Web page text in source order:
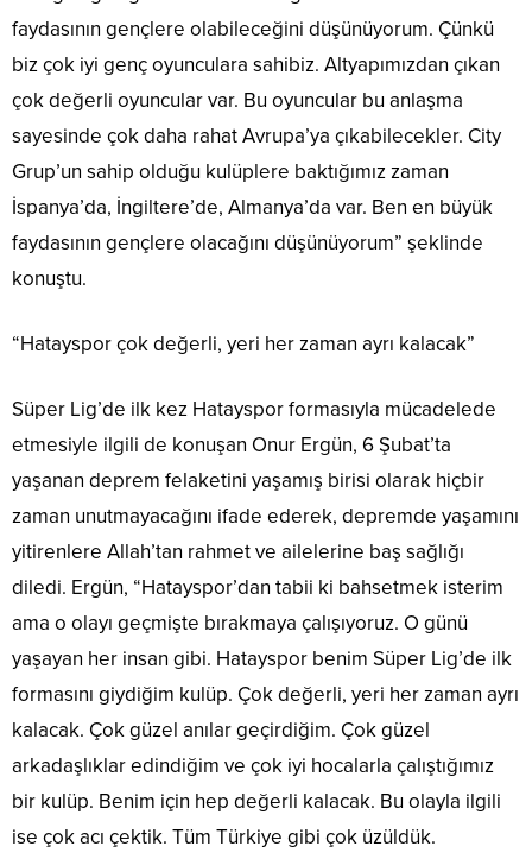
faydasının gençlere olabileceğini düşünüyorum. Çünkü
biz çok iyi genç oyunculara sahibiz. Altyapımızdan çıkan
çok değerli oyuncular var. Bu oyuncular bu anlaşma
sayesinde çok daha rahat Avrupa’ya çıkabilecekler. City
Grup’un sahip olduğu kulüplere baktığımız zaman
İspanya’da, İngiltere’de, Almanya’da var. Ben en büyük
faydasının gençlere olacağını düşünüyorum” şeklinde
konuştu.
“Hatayspor çok değerli, yeri her zaman ayrı kalacak”
Süper Lig’de ilk kez Hatayspor formasıyla mücadelede
etmesiyle ilgili de konuşan Onur Ergün, 6 Şubat’ta
yaşanan deprem felaketini yaşamış birisi olarak hiçbir
zaman unutmayacağını ifade ederek, depremde yaşamını
yitirenlere Allah’tan rahmet ve ailelerine baş sağlığı
diledi. Ergün, “Hatayspor’dan tabii ki bahsetmek isterim
ama o olayı geçmişte bırakmaya çalışıyoruz. O günü
yaşayan her insan gibi. Hatayspor benim Süper Lig’de ilk
formasını giydiğim kulüp. Çok değerli, yeri her zaman ayrı
kalacak. Çok güzel anılar geçirdiğim. Çok güzel
arkadaşlıklar edindiğim ve çok iyi hocalarla çalıştığımız
bir kulüp. Benim için hep değerli kalacak. Bu olayla ilgili
ise çok acı çektik. Tüm Türkiye gibi çok üzüldük.